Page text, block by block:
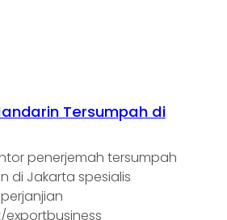
Tersumpah di
penerjemah tersumpah
di Jakarta spesialis